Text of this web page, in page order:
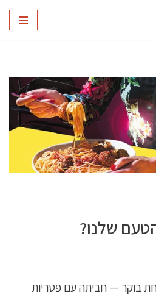
שלנו?
בוקר — חביתה עם פטריות